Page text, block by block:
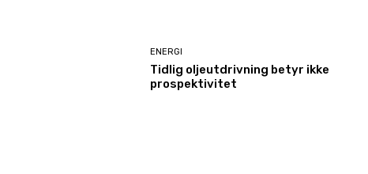
ENERGI
Tidlig oljeutdrivning betyr ikke
prospektivitet